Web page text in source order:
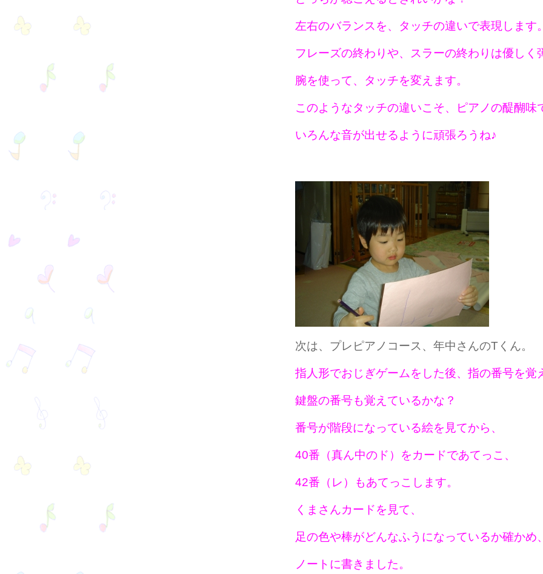
左右のバランスを、タッチの違いで表現します
フレーズの終わりや、スラーの終わりは優しく
腕を使って、タッチを変えます。
このようなタッチの違いこそ、ピアノの醍醐味
いろんな音が出せるように頑張ろうね♪
次は、プレピアノコース、年中さんのTくん。
指人形でおじぎゲームをした後、 指の番号を覚
鍵盤の番号も覚えているかな？
番号が階段になっている絵を見てから、
40番（真ん中のド）をカードであてっこ、
42番（レ）もあてっこします。
くまさんカードを見て、
足の色や棒がどんなふうになっているか確かめ
ノートに書きました。